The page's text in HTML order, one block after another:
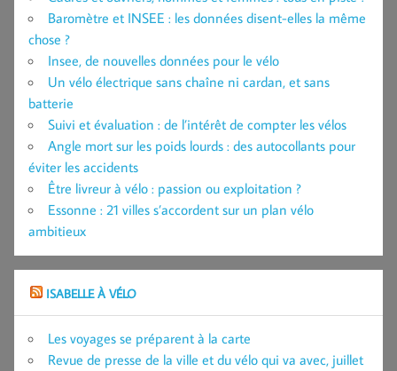
Baromètre et INSEE : les données disent-elles la même
chose ?
Insee, de nouvelles données pour le vélo
Un vélo électrique sans chaîne ni cardan, et sans
batterie
Suivi et évaluation : de l’intérêt de compter les vélos
Angle mort sur les poids lourds : des autocollants pour
éviter les accidents
Être livreur à vélo : passion ou exploitation ?
Essonne : 21 villes s’accordent sur un plan vélo
ambitieux
ISABELLE À VÉLO
Les voyages se préparent à la carte
Revue de presse de la ville et du vélo qui va avec, juillet